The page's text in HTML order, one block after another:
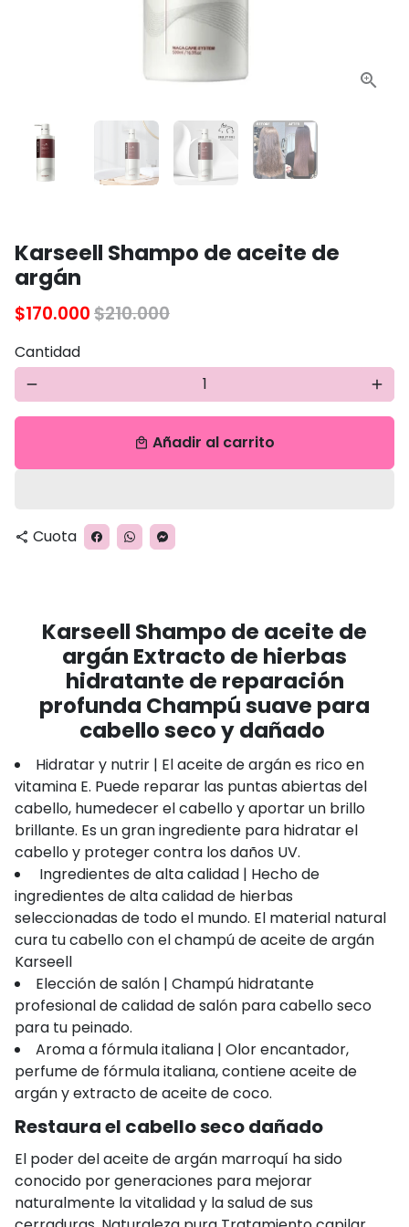
Karseell Shampo de aceite de
argán
$170.000$210.000
Cantidad
remove add
local_mall Añadir al carrito
share Cuota
Karseell Shampo de aceite de
argán Extracto de hierbas
hidratante de reparación
profunda Champú suave para
cabello seco y dañado
Hidratar y nutrir | El aceite de argán es rico en
vitamina E. Puede reparar las puntas abiertas del
cabello, humedecer el cabello y aportar un brillo
brillante. Es un gran ingrediente para hidratar el
cabello y proteger contra los daños UV.
Ingredientes de alta calidad | Hecho de
ingredientes de alta calidad de hierbas
seleccionadas de todo el mundo. El material natural
cura tu cabello con el champú de aceite de argán
Karseell
Elección de salón | Champú hidratante
profesional de calidad de salón para cabello seco
para tu peinado.
Aroma a fórmula italiana | Olor encantador,
perfume de fórmula italiana, contiene aceite de
argán y extracto de aceite de coco.
Restaura el cabello seco dañado
El poder del aceite de argán marroquí ha sido
conocido por generaciones para mejorar
naturalmente la vitalidad y la salud de sus